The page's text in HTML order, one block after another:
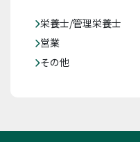
栄養士/管理栄養士
営業
その他